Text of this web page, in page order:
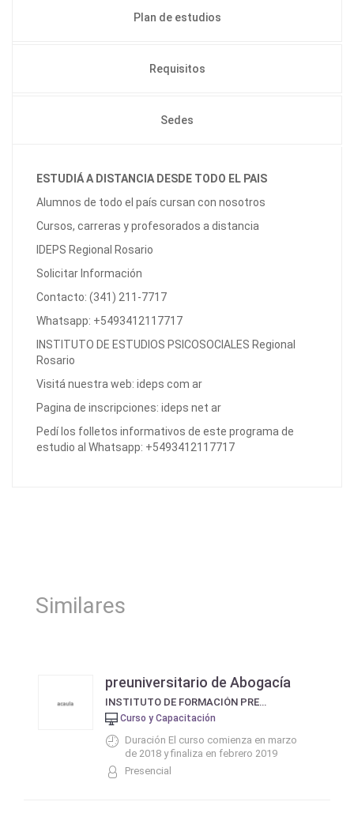
Plan de estudios
Requisitos
Sedes
ESTUDIÁ A DISTANCIA DESDE TODO EL PAIS
Alumnos de todo el país cursan con nosotros
Cursos, carreras y profesorados a distancia
IDEPS Regional Rosario
Solicitar Información
Contacto: (341) 211-7717
Whatsapp: +5493412117717
INSTITUTO DE ESTUDIOS PSICOSOCIALES Regional
Rosario
Visitá nuestra web: ideps com ar
Pagina de inscripciones: ideps net ar
Pedí los folletos informativos de este programa de
estudio al Whatsapp: +5493412117717
Similares
preuniversitario de Abogacía
INSTITUTO DE FORMACIÓN PREUNIVERSITARIA
Curso y Capacitación
Duración El curso comienza en marzo
de 2018 y finaliza en febrero 2019
Presencial